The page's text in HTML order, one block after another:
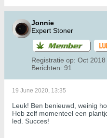
Jonnie
Expert Stoner
Registratie op: Oct 2018
Berichten: 91
19 June 2020, 13:35
Leuk! Ben benieuwd, weinig
Heb zelf momenteel een
led. Succes!